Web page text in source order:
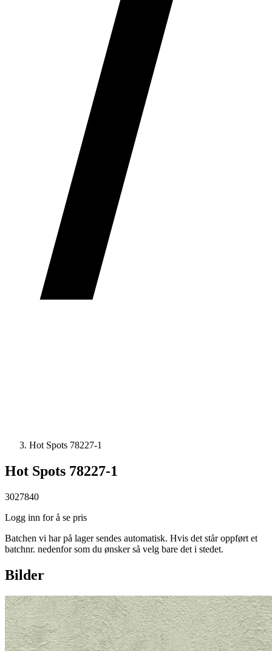
Hot Spots 78227-1
Hot Spots 78227-1
3027840
Logg inn for å se pris
Batchen vi har på lager sendes automatisk. Hvis det står oppført et
batchnr. nedenfor som du ønsker så velg bare det i stedet.
Bilder